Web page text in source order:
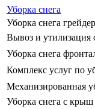
Уборка снега
Уборка снега
Вывоз и утилизация
Уборка снега
Комплекс услуг по
Механизированная
Уборка снега с крыш